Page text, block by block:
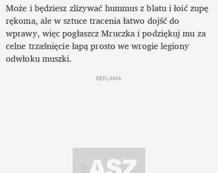
Może i będziesz zlizywać hummus z blatu i łoić zupę
rękoma, ale w sztuce tracenia łatwo dojść do
wprawy, więc pogłaszcz Mruczka i podziękuj mu za
celne trzaśnięcie łapą prosto we wrogie legiony
odwłoku muszki.
REKLAMA